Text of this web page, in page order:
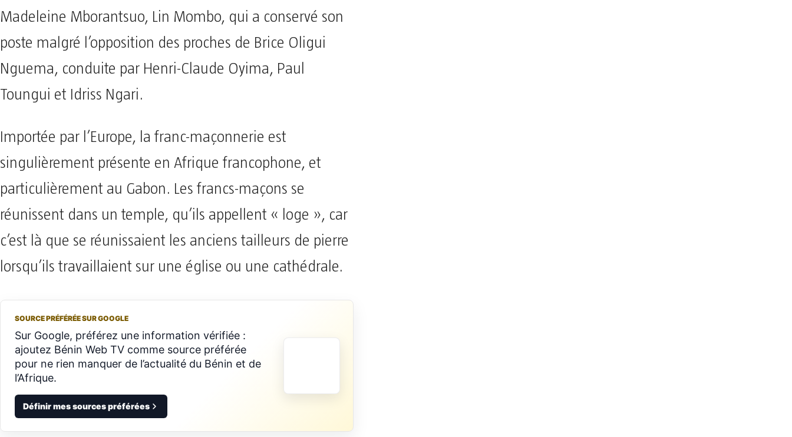
Madeleine Mborantsuo, Lin Mombo, qui a conservé son
poste malgré l’opposition des proches de Brice Oligui
Nguema, conduite par Henri-Claude Oyima, Paul
Toungui et Idriss Ngari.
Importée par l’Europe, la franc-maçonnerie est
singulièrement présente en Afrique francophone, et
particulièrement au Gabon. Les francs-maçons se
réunissent dans un temple, qu’ils appellent « loge », car
c’est là que se réunissaient les anciens tailleurs de pierre
lorsqu’ils travaillaient sur une église ou une cathédrale.
SOURCE PRÉFÉRÉE SUR GOOGLE
Sur Google, préférez une information vérifiée :
ajoutez Bénin Web TV comme source préférée
pour ne rien manquer de l’actualité du Bénin et de
l’Afrique.
Définir mes sources préférées